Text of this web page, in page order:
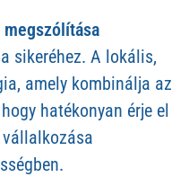
sikeréhez. A lokális,
amely kombinálja az
hatékonyan érje el